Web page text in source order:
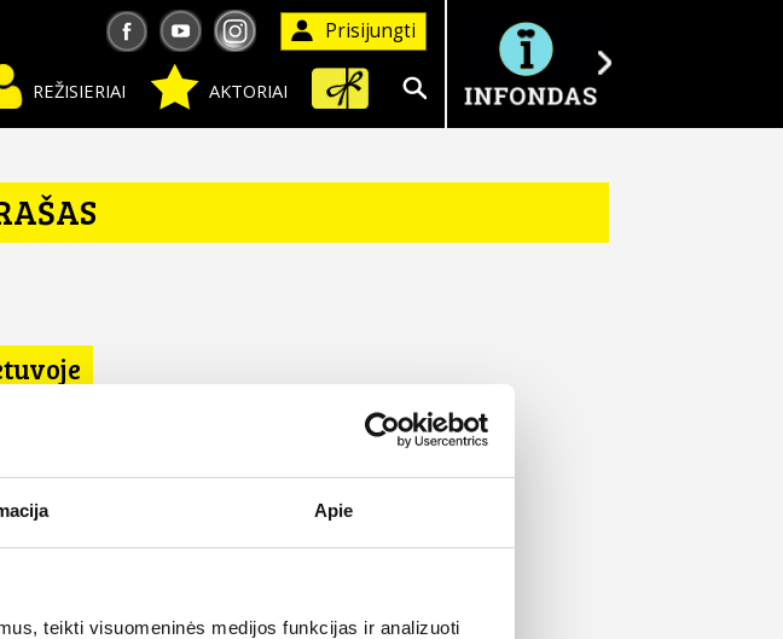
Apie
teikti visuomeninės medijos funkcijas ir analizuoti
Prisijungti
AKTORIAI
REŽISIERIAI
Ieškoti